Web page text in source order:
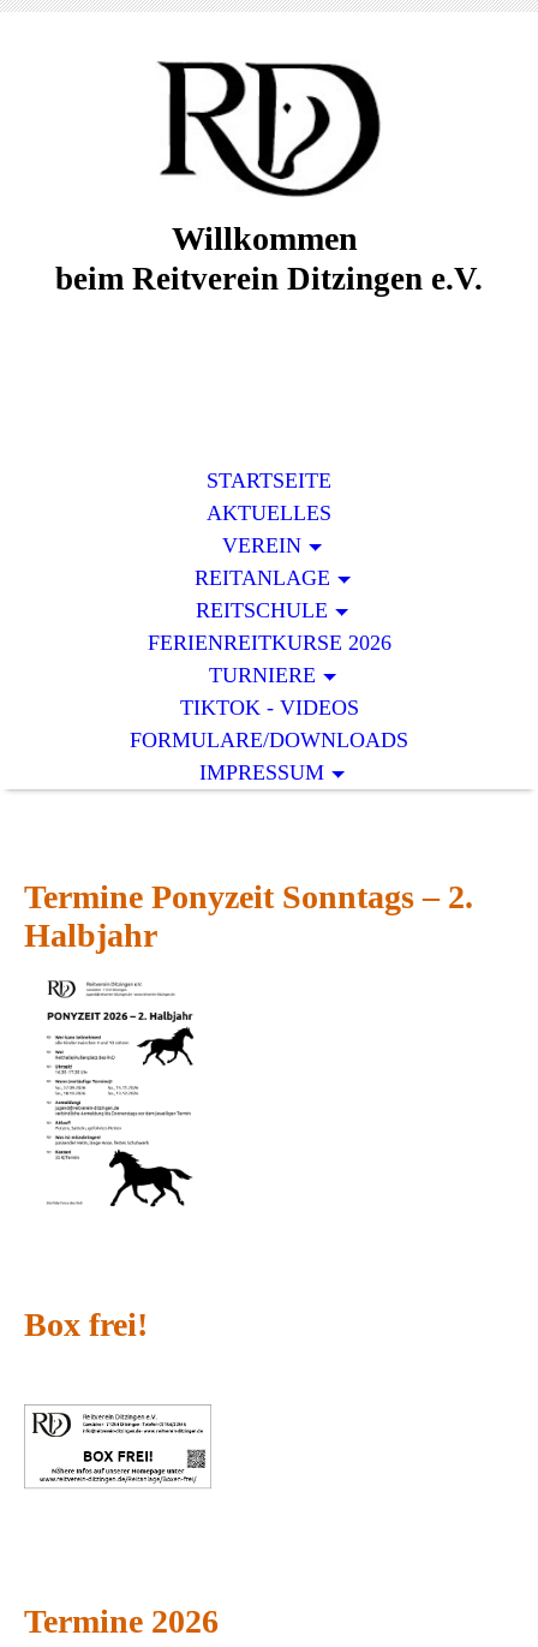
Willkommen
beim Reitverein Ditzingen e.V.
STARTSEITE
AKTUELLES
VEREIN
REITANLAGE
REITSCHULE
FERIENREITKURSE 2026
TURNIERE
TIKTOK - VIDEOS
FORMULARE/DOWNLOADS
IMPRESSUM
Termine Ponyzeit Sonntags – 2.
Halbjahr
Box frei!
Termine 2026